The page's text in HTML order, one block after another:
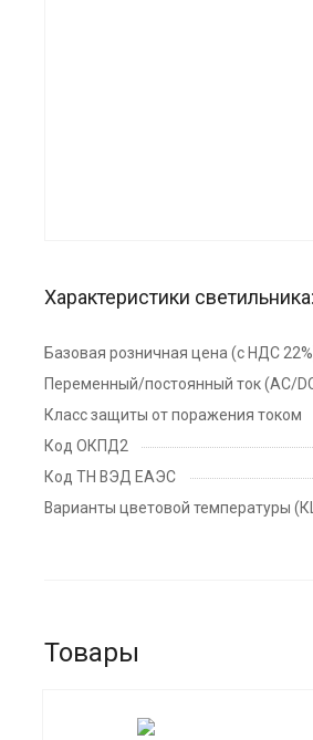
Характеристики светильника:
Базовая розничная цена (с НДС
Переменный/постоянный ток (AC/
Класс защиты от поражения током
Код ОКПД2
Код ТН ВЭД ЕАЭС
Варианты цветовой температуры
Товары